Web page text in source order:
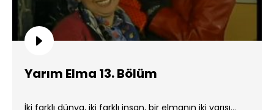
Yarım Elma 13. Bölüm
İki farklı dünya, iki farklı insan, bir elmanın iki yarısı...